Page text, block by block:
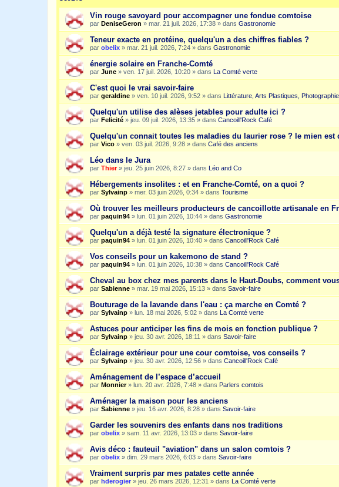
Vin rouge savoyard pour accompagner une fondue comtoise
par DeniseGeron » mar. 21 juil. 2026, 17:38 » dans Gastronomie
Teneur exacte en protéine, quelqu'un a des chiffres fiables ?
par obelix » mar. 21 juil. 2026, 7:24 » dans Gastronomie
énergie solaire en Franche-Comté
par June » ven. 17 juil. 2026, 10:20 » dans La Comté verte
C'est quoi le vrai savoir-faire
par geraldine » ven. 10 juil. 2026, 9:52 » dans Littérature, Arts Plastiques,
Quelqu'un utilise des alèses jetables pour adulte ici ?
par Felicité » jeu. 09 juil. 2026, 13:35 » dans Cancoill'Rock Café
Quelqu'un connait toutes les maladies du laurier rose ? le mien est
par Vico » ven. 03 juil. 2026, 9:28 » dans Café des anciens
Léo dans le Jura
par Thier» jeu. 25 juin 2026, 8:27 » dans Léo and Co
Hébergements insolites : et en Franche-Comté, on a quoi ?
par Sylvainp » mer. 03 juin 2026, 0:34 » dans Tourisme
Où trouver les meilleurs producteurs de cancoillotte artisanale en
par paquin94 » lun. 01 juin 2026, 10:44 » dans Gastronomie
Quelqu'un a déjà testé la signature électronique ?
par paquin94 » lun. 01 juin 2026, 10:40 » dans Cancoill'Rock Café
Vos conseils pour un kakemono de stand ?
par paquin94 » lun. 01 juin 2026, 10:38 » dans Cancoill'Rock Café
Cheval au box chez mes parents dans le Haut-Doubs, comment
par Sabienne » mar. 19 mai 2026, 15:13 » dans Savoir-faire
Bouturage de la lavande dans l'eau : ça marche en Comté ?
par Sylvainp » lun. 18 mai 2026, 5:02 » dans La Comté verte
Astuces pour anticiper les fins de mois en fonction publique ?
par Sylvainp » jeu. 30 avr. 2026, 18:11 » dans Savoir-faire
Éclairage extérieur pour une cour comtoise, vos conseils ?
par Sylvainp » jeu. 30 avr. 2026, 12:56 » dans Cancoill'Rock Café
Aménagement de l’espace d’accueil
par Monnier» lun. 20 avr. 2026, 7:48 » dans Parlers comtois
Aménager la maison pour les anciens
par Sabienne » jeu. 16 avr. 2026, 8:28 » dans Savoir-faire
Garder les souvenirs des enfants dans nos traditions
par obelix » sam. 11 avr. 2026, 13:03 » dans Savoir-faire
Avis déco : fauteuil "aviation" dans un salon comtois ?
par obelix » dim. 29 mars 2026, 6:03 » dans Savoir-faire
Vraiment surpris par mes patates cette année
par hderogier » jeu. 26 mars 2026, 12:31 » dans La Comté verte